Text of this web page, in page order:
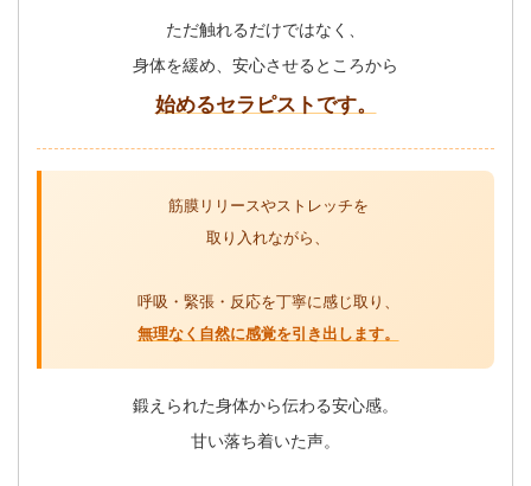
ただ触れるだけではなく、
身体を緩め、安心させるところから
始めるセラピストです。
筋膜リリースやストレッチを
取り入れながら、
呼吸・緊張・反応を丁寧に感じ取り、
無理なく自然に感覚を引き出します。
鍛えられた身体から伝わる安心感。
甘い落ち着いた声。